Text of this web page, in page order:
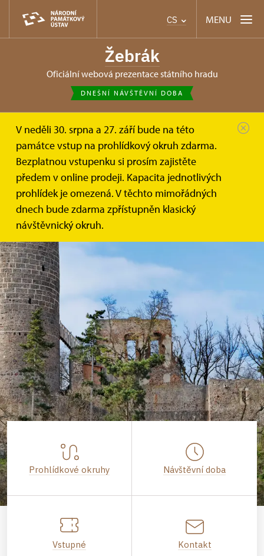
CS MENU
Žebrák
oficiální webová prezentace státního hradu
DNEŠNÍ NÁVŠTĚVNÍ DOBA
V neděli 30. srpna a 27. září bude na této
památce vstup na prohlídkový okruh zdarma.
Bezplatnou vstupenku si prosím zajistěte
předem v online prodeji. Kapacita jednotlivých
prohlídek je omezená. V těchto mimořádných
dnech bude zdarma zpřístupněn klasický
návštěvnický okruh.
Prohlídkové okruhy Návštěvní doba
Vstupné Kontakt